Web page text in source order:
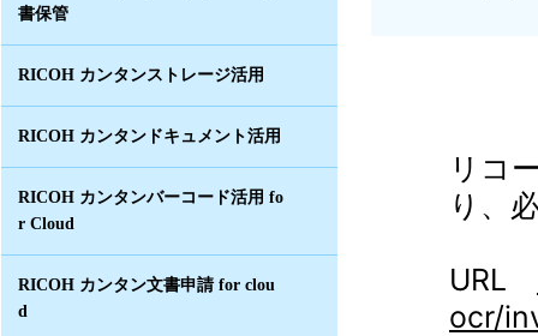
書保管
RICOH カンタンストレージ活用
RICOH カンタンドキュメント活用
RICOH カンタンバーコード活用 fo
r Cloud
RICOH カンタン文書申請 for clou
d
リコ
り、
URL
ocr/